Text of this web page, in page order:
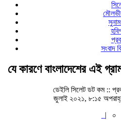
সংবাদ
যে কারণে বাংলাদেশের এই
ডেইলি সিলেট ডট কম ::
জুলাই ২০২১, ৮:১৫
|
০